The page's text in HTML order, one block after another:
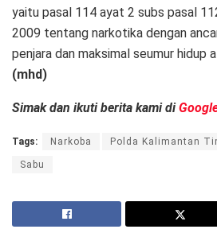
yaitu pasal 114 ayat 2 subs pasal
2009 tentang narkotika dengan
penjara dan maksimal seumur hidup
(mhd)
Simak dan ikuti berita kami di
Tags: Narkoba Polda Kalimantan
Sabu